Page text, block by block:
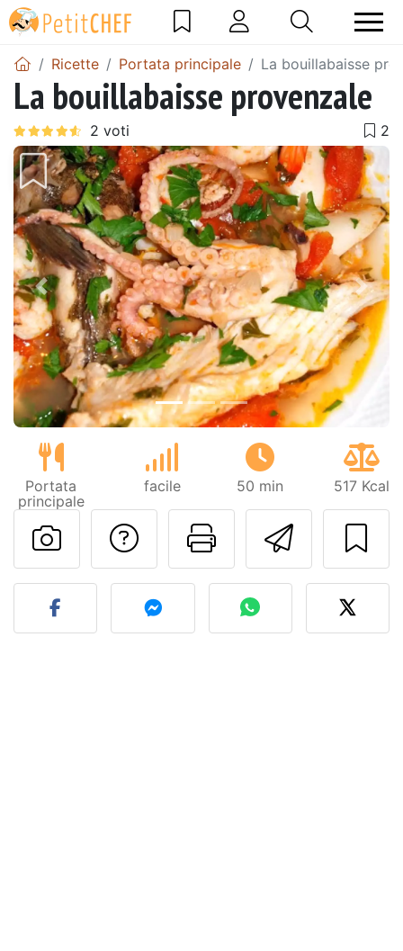
Ricette Portata principale La bouillabaisse
La bouillabaisse provenzale
Precedente
Portata
principale
facile 50 min 517 Kcal
Invia
Stampa la
Contatta l'autore
Pubblica la foto di